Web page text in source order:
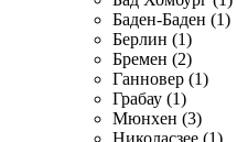
Баден-Баден (1)
Берлин (1)
Бремен (2)
Ганновер (1)
Грабау (1)
Мюнхен (3)
Николасзее (1)